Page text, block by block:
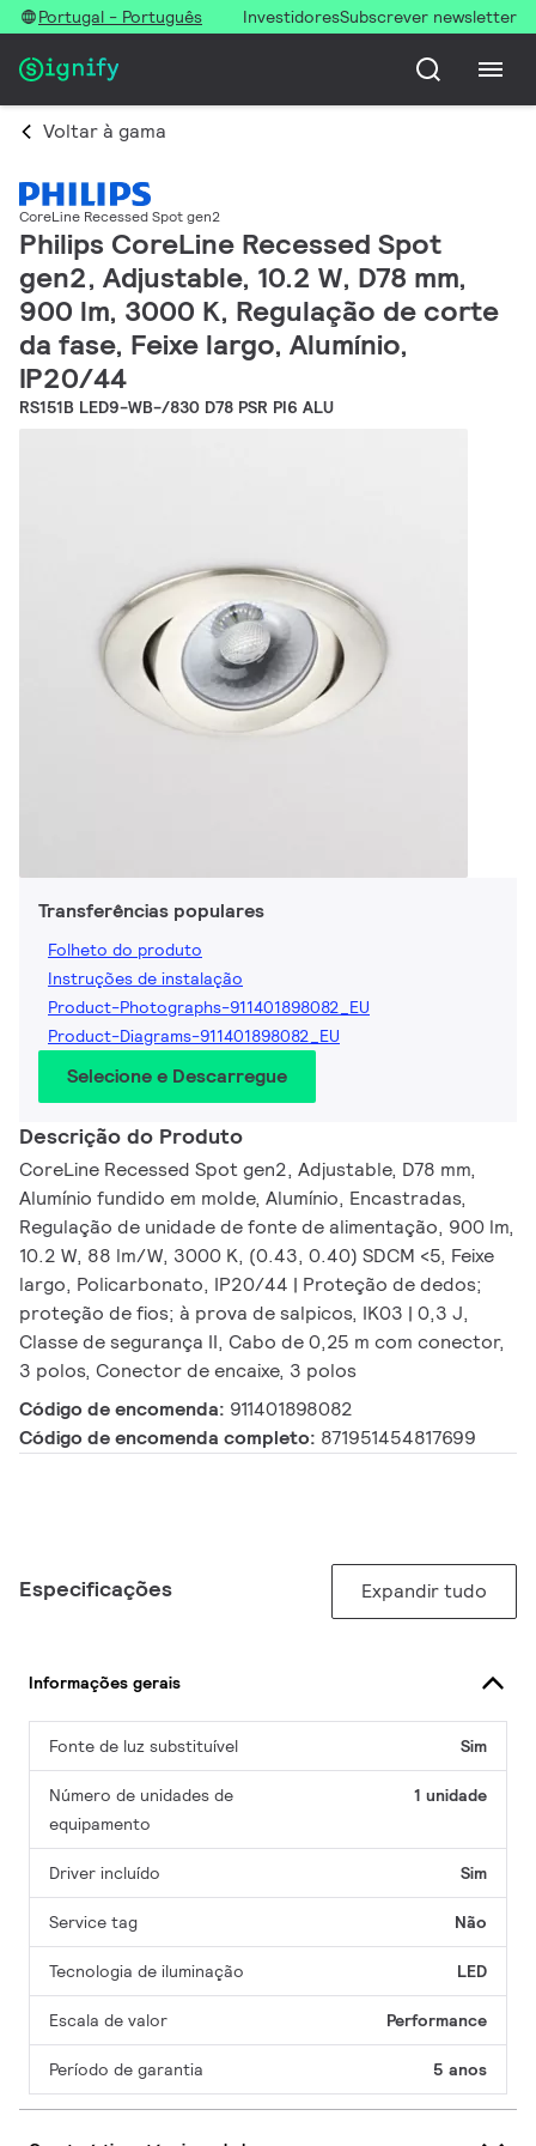
Portugal - Português InvestidoresSubscrever newsletter
Voltar à gama
CoreLine Recessed Spot gen2
Philips CoreLine Recessed Spot
gen2, Adjustable, 10.2 W, D78 mm,
900 lm, 3000 K, Regulação de corte
da fase, Feixe largo, Alumínio,
IP20/44
RS151B LED9-WB-/830 D78 PSR PI6 ALU
Transferências populares
Folheto do produto
Instruções de instalação
Product-Photographs-911401898082_EU
Product-Diagrams-911401898082_EU
Selecione e Descarregue
Descrição do Produto
CoreLine Recessed Spot gen2, Adjustable, D78 mm,
Alumínio fundido em molde, Alumínio, Encastradas,
Regulação de unidade de fonte de alimentação, 900 lm,
10.2 W, 88 lm/W, 3000 K, (0.43, 0.40) SDCM <5, Feixe
largo, Policarbonato, IP20/44 | Proteção de dedos;
proteção de fios; à prova de salpicos, IK03 | 0,3 J,
Classe de segurança II, Cabo de 0,25 m com conector,
3 polos, Conector de encaixe, 3 polos
Código de encomenda: 911401898082
Código de encomenda completo: 871951454817699
Especificações Expandir tudo
Informações gerais
Fonte de luz substituível Sim
Número de unidades de
equipamento
1 unidade
Driver incluído Sim
Service tag Não
Tecnologia de iluminação LED
Escala de valor Performance
Período de garantia 5 anos